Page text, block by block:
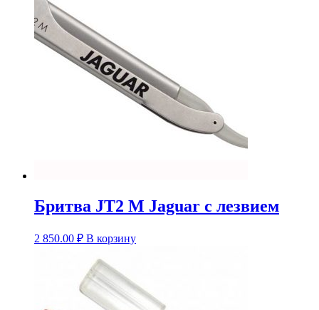
Бритва JT2 М Jaguar с лезвием
2 850.00 ₽ В корзину